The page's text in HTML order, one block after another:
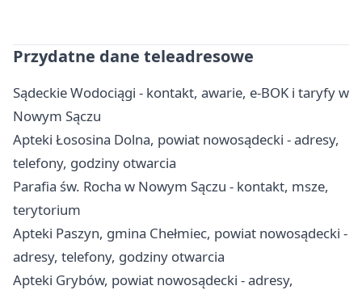
Przydatne dane teleadresowe
Sądeckie Wodociągi - kontakt, awarie, e-BOK i taryfy w
Nowym Sączu
Apteki Łososina Dolna, powiat nowosądecki - adresy,
telefony, godziny otwarcia
Parafia św. Rocha w Nowym Sączu - kontakt, msze,
terytorium
Apteki Paszyn, gmina Chełmiec, powiat nowosądecki -
adresy, telefony, godziny otwarcia
Apteki Grybów, powiat nowosądecki - adresy,